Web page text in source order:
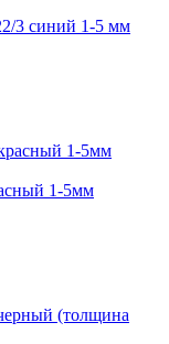
3 синий 1-5 мм
1-5мм